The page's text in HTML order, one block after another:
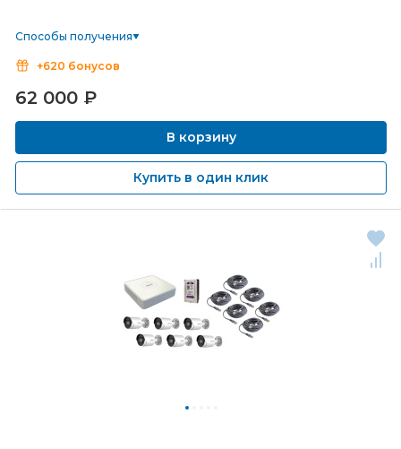
Способы получения
+620 бонусов
62 000 ₽
В корзину
Купить в один клик